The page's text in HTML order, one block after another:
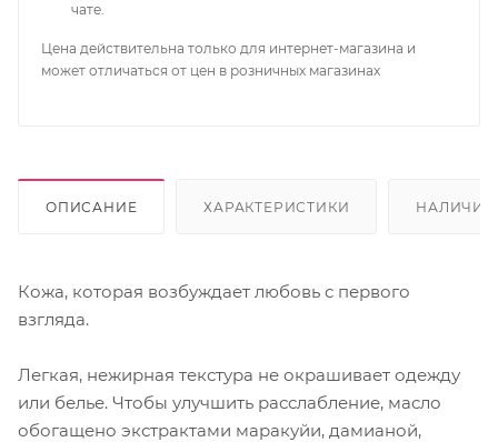
чате.
Цена действительна только для интернет-магазина и
может отличаться от цен в розничных магазинах
ОПИСАНИЕ ХАРАКТЕРИСТИКИ НАЛИЧИЕ
Кожа, которая возбуждает любовь с первого
взгляда.
Легкая, нежирная текстура не окрашивает одежду
или белье. Чтобы улучшить расслабление, масло
обогащено экстрактами маракуйи, дамианой,